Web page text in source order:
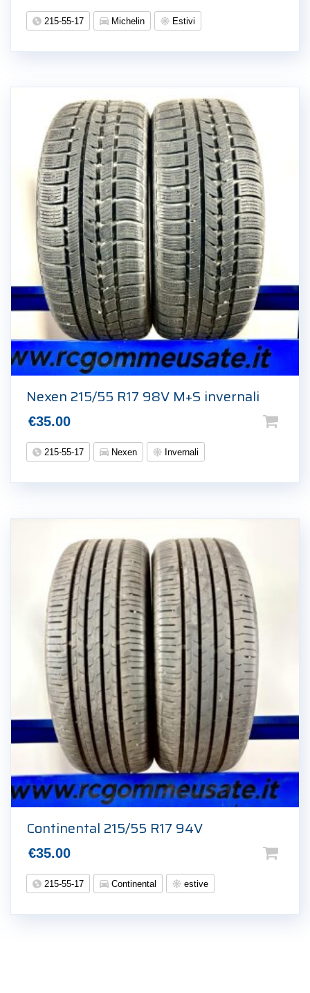
215-55-17 Michelin Estivi
Nexen 215/55 R17 98V M+S invernali
€35.00
215-55-17 Nexen Invernali
Continental 215/55 R17 94V
€35.00
215-55-17 Continental estive